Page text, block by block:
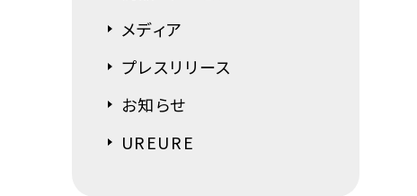
メディア
プレスリリース
お知らせ
UREURE